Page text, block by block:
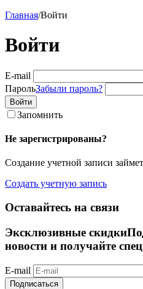
Главная/Войти
Войти
E-mail
ПарольЗабыли пароль?
Войти
Запомнить
Не зарегистрированы?
Создание учетной записи
Создать учетную запись
Оставайтесь на связи
Эксклюзивные скидки
новости и получайте
E-mail
Подписаться